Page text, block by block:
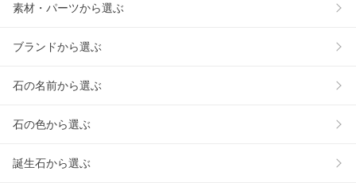
素材・パーツから選ぶ
ブランドから選ぶ
石の名前から選ぶ
石の色から選ぶ
誕生石から選ぶ